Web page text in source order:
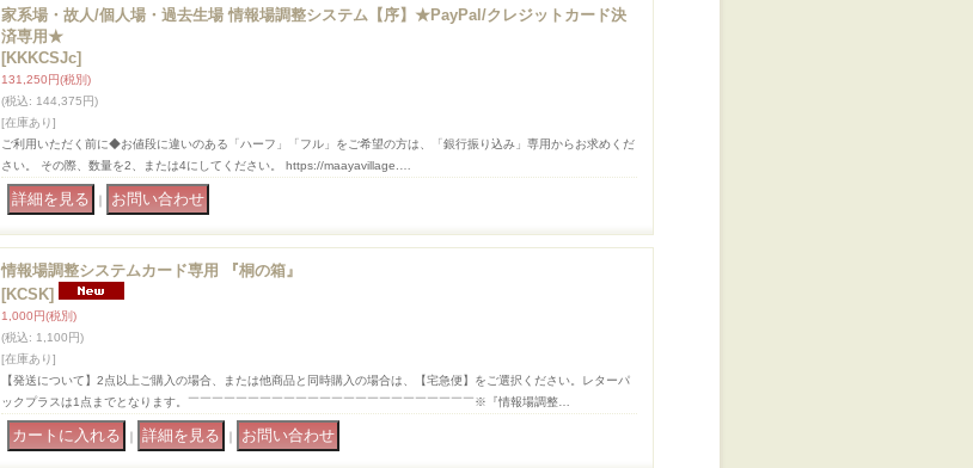
家系場・故人/個人場・過去生場 情報場調整システム【序】★PayPal/クレジットカード決
済専用★
[KKKCSJc]
131,250円(税別)
(税込: 144,375円)
[在庫あり]
ご利用いただく前に◆お値段に違いのある「ハーフ」「フル」をご希望の方は、「銀行振り込み」専用からお求めくだ
さい。 その際、数量を2、または4にしてください。 https://maayavillage.…
｜
情報場調整システムカード専用 『桐の箱』
[KCSK]
1,000円(税別)
(税込: 1,100円)
[在庫あり]
【発送について】2点以上ご購入の場合、または他商品と同時購入の場合は、【宅急便】をご選択ください。レターパ
ックプラスは1点までとなります。￣￣￣￣￣￣￣￣￣￣￣￣￣￣￣￣￣￣￣￣￣￣￣￣※『情報場調整…
｜ ｜